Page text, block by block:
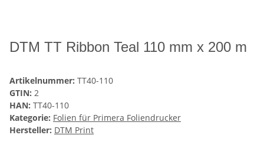
DTM TT Ribbon Teal 110 mm x 200 m
Artikelnummer: TT40-110
GTIN: 2
HAN: TT40-110
Kategorie: Folien für Primera Foliendrucker
Hersteller: DTM Print